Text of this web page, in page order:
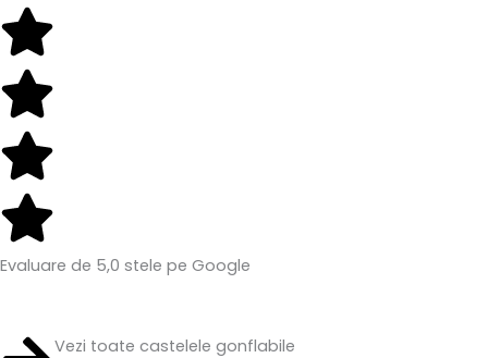
Evaluare de 5,0 stele pe Google
Vezi toate castelele gonflabile